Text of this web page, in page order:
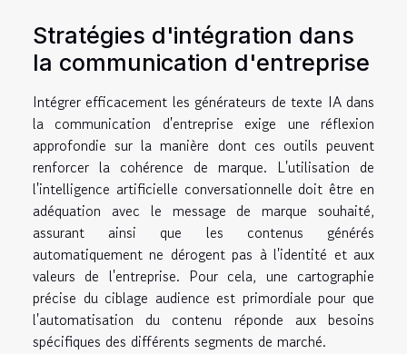
Stratégies d'intégration dans
la communication d'entreprise
Intégrer efficacement les générateurs de texte IA dans
la communication d'entreprise exige une réflexion
approfondie sur la manière dont ces outils peuvent
renforcer la cohérence de marque. L'utilisation de
l'intelligence artificielle conversationnelle doit être en
adéquation avec le message de marque souhaité,
assurant ainsi que les contenus générés
automatiquement ne dérogent pas à l'identité et aux
valeurs de l'entreprise. Pour cela, une cartographie
précise du ciblage audience est primordiale pour que
l'automatisation du contenu réponde aux besoins
spécifiques des différents segments de marché.